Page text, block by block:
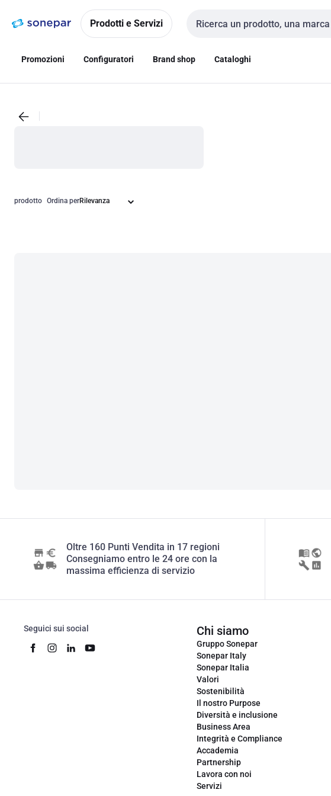
navigazionealla
Prodotti e Servizi
Cerca input
Promozioni Configuratori Brand shop Cataloghi
prodotto Ordina per
Oltre 160 Punti Vendita in 17 regioni
Consegniamo entro le 24 ore con la
massima efficienza di servizio
Seguici sui social Chi siamo
Gruppo Sonepar
Sonepar Italy
Sonepar Italia
Valori
Sostenibilità
Il nostro Purpose
Diversità e inclusione
Business Area
Integrità e Compliance
Accademia
Partnership
Lavora con noi
Servizi